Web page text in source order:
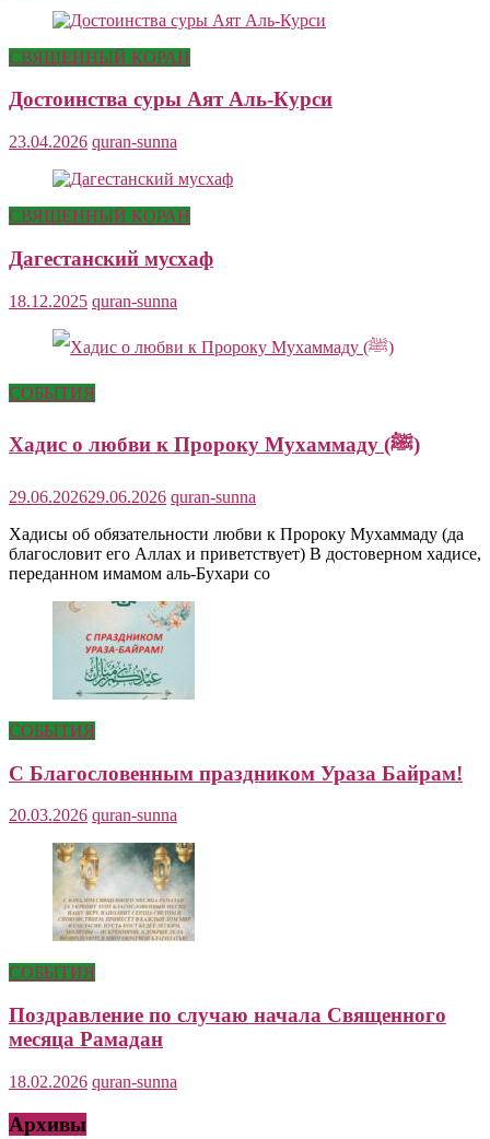
СВЯЩЕННЫЙ КОРАН
Достоинства суры Аят Аль-Курси
23.04.2026 quran-sunna
СВЯЩЕННЫЙ КОРАН
Дагестанский мусхаф
18.12.2025 quran-sunna
СОБЫТИЯ
Хадис о любви к Пророку Мухаммаду (ﷺ)
29.06.202629.06.2026 quran-sunna
Хадисы об обязательности любви к Пророку Мухаммаду (да
благословит его Аллах и приветствует) В достоверном хадисе,
переданном имамом аль-Бухари со
СОБЫТИЯ
С Благословенным праздником Ураза Байрам!
20.03.2026 quran-sunna
СОБЫТИЯ
Поздравление по случаю начала Священного
месяца Рамадан
18.02.2026 quran-sunna
Архивы